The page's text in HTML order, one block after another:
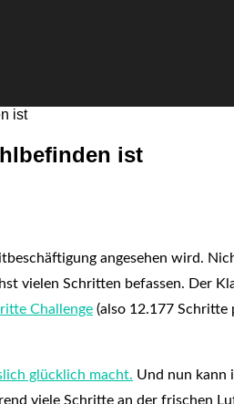
ist
ist
angesehen wird.
vielen Schritten befassen. Der
Challenge (also 12.177 Schritte
glücklich macht. Und nun kann
viele Schritte an der frischen